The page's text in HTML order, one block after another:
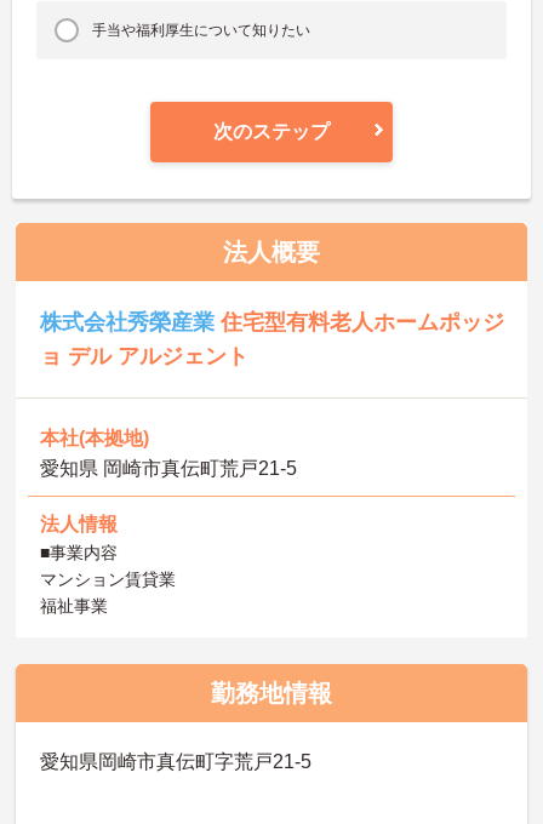
手当や福利厚生について知りたい
次のステップ
法人概要
株式会社秀榮産業住宅型有料老人ホームポッジ
ョ デル アルジェント
本社(本拠地)
愛知県 岡崎市真伝町荒戸21-5
法人情報
■事業内容
マンション賃貸業
福祉事業
勤務地情報
愛知県岡崎市真伝町字荒戸21-5